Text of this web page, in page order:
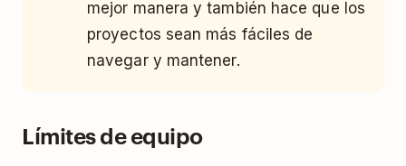
mejor manera y también hace que los
proyectos sean más fáciles de
navegar y mantener.
Límites de equipo